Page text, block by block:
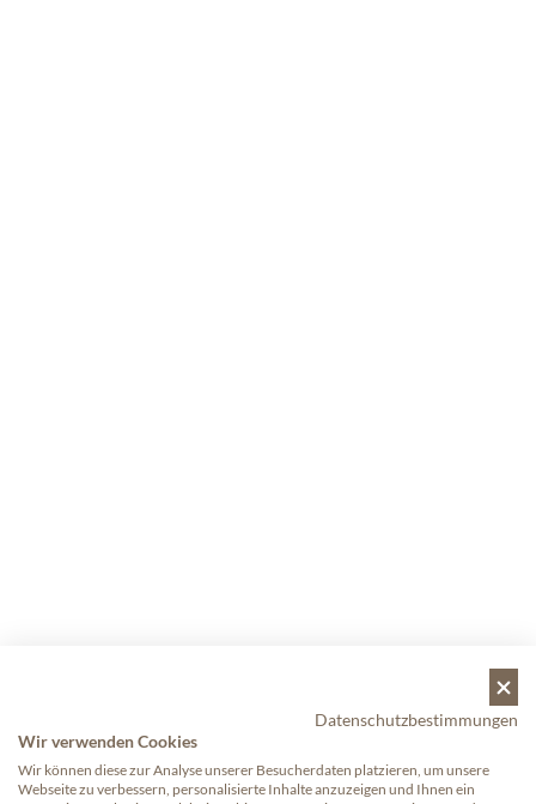
Datenschutzbestimmungen
Wir verwenden Cookies
Wir können diese zur Analyse unserer Besucherdaten platzieren, um unsere
Webseite zu verbessern, personalisierte Inhalte anzuzeigen und Ihnen ein